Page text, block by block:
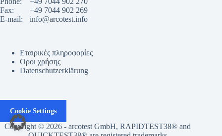
Fax:
+49 7044 902 269
E-mail:
info@arcotest.info
Εταιρικές πληροφορίες
Οροι χρήσης
Datenschutzerklärung
Cookie Settings
Copyright © 2026 - arcotest GmbH, RAPIDTEST38® and